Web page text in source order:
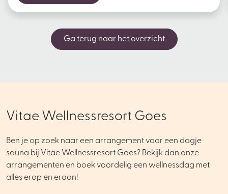
Ga terug naar het overzicht
Vitae Wellnessresort Goes
Ben je op zoek naar een arrangement voor een dagje
sauna bij Vitae Wellnessresort Goes? Bekijk dan onze
arrangementen en boek voordelig een wellnessdag met
alles erop en eraan!